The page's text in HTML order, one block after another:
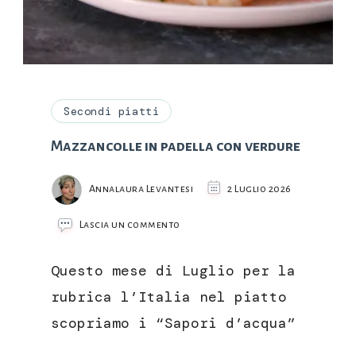
Secondi piatti
Mazzancolle in padella con verdure
Annalaura Levantesi 2 Luglio 2026
Lascia un commento
padella
Questo mese di Luglio per la
rubrica l’Italia nel piatto
scopriamo i “Sapori d’acqua”